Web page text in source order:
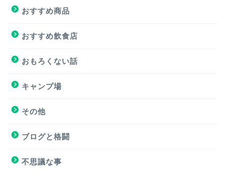
おすすめ商品
おすすめ飲食店
おもろくない話
キャンプ場
その他
ブログと格闘
不思議な事